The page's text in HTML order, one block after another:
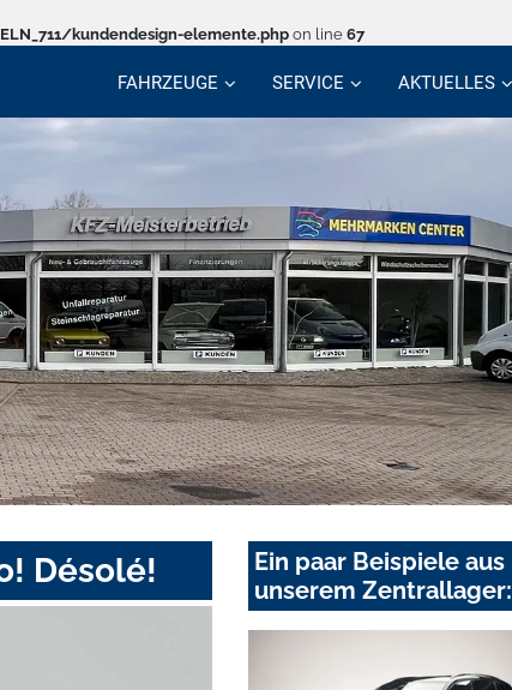
kundendesign-elemente.php on line 67
FAHRZEUGE SERVICE AKTUELLES
Désolé!
Ein paar Beispiele aus
unserem Zentrallager: